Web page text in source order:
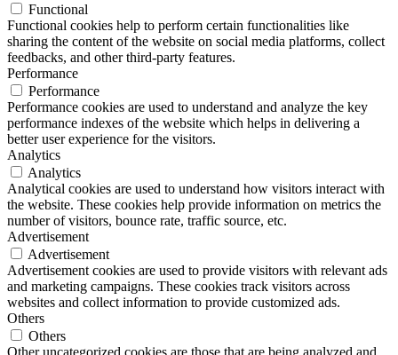
Functional
Functional cookies help to perform certain functionalities like
sharing the content of the website on social media platforms, collect
feedbacks, and other third-party features.
Performance
Performance
Performance cookies are used to understand and analyze the key
performance indexes of the website which helps in delivering a
better user experience for the visitors.
Analytics
Analytics
Analytical cookies are used to understand how visitors interact with
the website. These cookies help provide information on metrics the
number of visitors, bounce rate, traffic source, etc.
Advertisement
Advertisement
Advertisement cookies are used to provide visitors with relevant ads
and marketing campaigns. These cookies track visitors across
websites and collect information to provide customized ads.
Others
Others
Other uncategorized cookies are those that are being analyzed and